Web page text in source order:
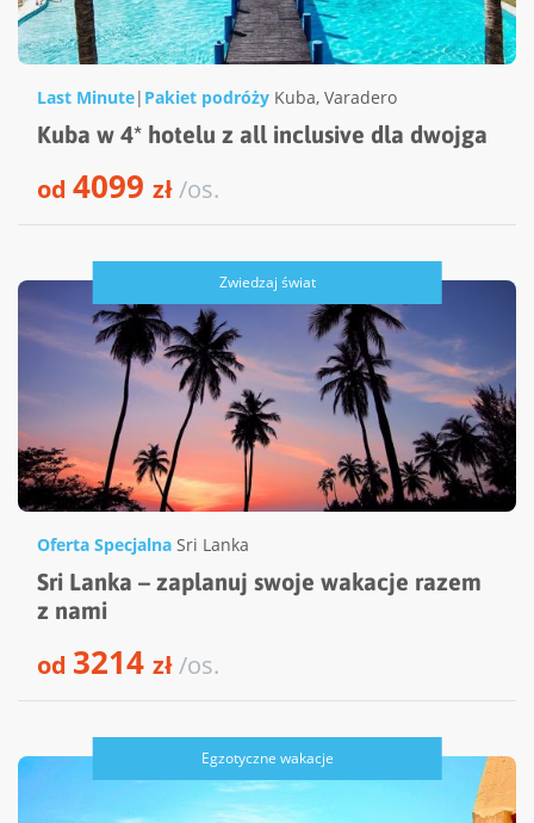
Last Minute| Pakiet podróży Kuba, Varadero
Kuba w 4* hotelu z all inclusive dla dwojga
od 4099 zł/os.
Zwiedzaj świat
Oferta Specjalna Sri Lanka
Sri Lanka – zaplanuj swoje wakacje razem
z nami
od 3214 zł/os.
Egzotyczne wakacje